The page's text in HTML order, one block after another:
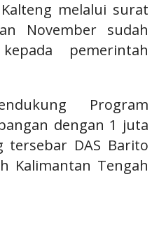
melalui surat
November sudah
pemerintah
Program
dengan 1 juta
tersebar DAS Barito
Kalimantan Tengah